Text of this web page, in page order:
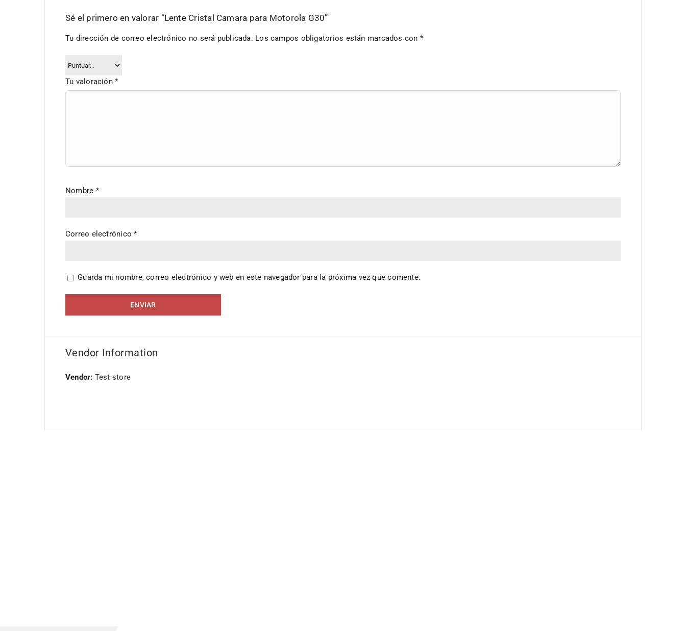
Sé el primero en valorar “Lente Cristal Camara para Motorola G30”
Tu dirección de correo electrónico no será publicada. Los campos obligatorios están marcados con *
Tu valoración*
Nombre *
Correo electrónico*
Guarda mi nombre, correo electrónico y web en este navegador para la próxima vez que comente.
Vendor Information
Vendor: Test store